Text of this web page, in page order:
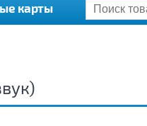
карты